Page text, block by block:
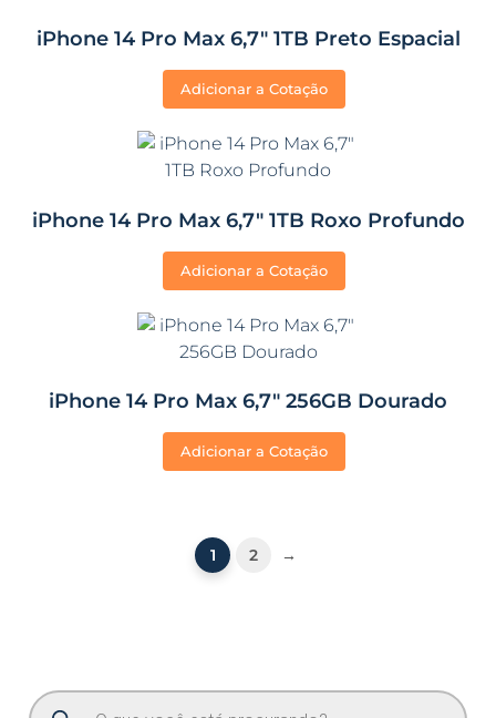
iPhone 14 Pro Max 6,7″ 1TB Preto Espacial
Adicionar a Cotação
iPhone 14 Pro Max 6,7″ 1TB Roxo Profundo
Adicionar a Cotação
iPhone 14 Pro Max 6,7″ 256GB Dourado
Adicionar a Cotação
1 2 →